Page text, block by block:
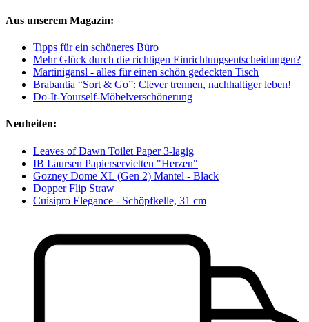
Aus unserem Magazin:
Tipps für ein schöneres Büro
Mehr Glück durch die richtigen Einrichtungsentscheidungen?
Martinigansl - alles für einen schön gedeckten Tisch
Brabantia “Sort & Go”: Clever trennen, nachhaltiger leben!
Do-It-Yourself-Möbelverschönerung
Neuheiten:
Leaves of Dawn Toilet Paper 3-lagig
IB Laursen Papierservietten "Herzen"
Gozney Dome XL (Gen 2) Mantel - Black
Dopper Flip Straw
Cuisipro Elegance - Schöpfkelle, 31 cm